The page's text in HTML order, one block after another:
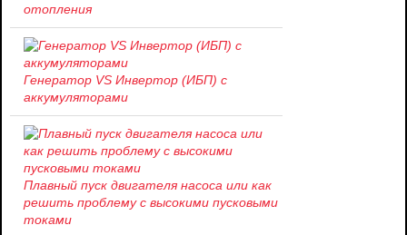
отопления
Генератор VS Инвертор (ИБП) с
аккумуляторами
Плавный пуск двигателя насоса или как
решить проблему c высокими пусковыми
токами